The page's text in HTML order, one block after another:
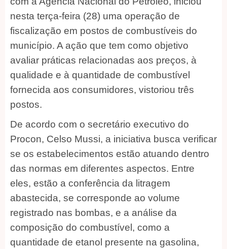
nesta terça-feira (28) uma operação de
fiscalização em postos de combustíveis do
município. A ação que tem como objetivo
avaliar práticas relacionadas aos preços, à
qualidade e à quantidade de combustível
fornecida aos consumidores, vistoriou três
postos.
De acordo com o secretário executivo do
Procon, Celso Mussi, a iniciativa busca verificar
se os estabelecimentos estão atuando dentro
das normas em diferentes aspectos. Entre
eles, estão a conferência da litragem
abastecida, se corresponde ao volume
registrado nas bombas, e a análise da
composição do combustível, como a
quantidade de etanol presente na gasolina,